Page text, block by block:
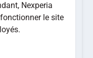
Nexperia
le site